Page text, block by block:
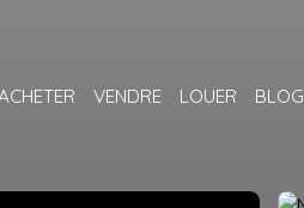
ACHETER VENDRE LOUER BLOG